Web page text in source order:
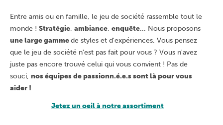
Entre amis ou en famille, le jeu de société rassemble tout le
monde ! Stratégie, ambiance, enquête... Nous proposons
une large gammede styles et d'expériences. Vous pensez
que le jeu de société n'est pas fait pour vous ? Vous n'avez
juste pas encore trouvé celui qui vous convient ! Pas de
souci, nos équipes de passionn.é.e.s sont là pour vous
aider !
Jetez un oeil à notre assortiment